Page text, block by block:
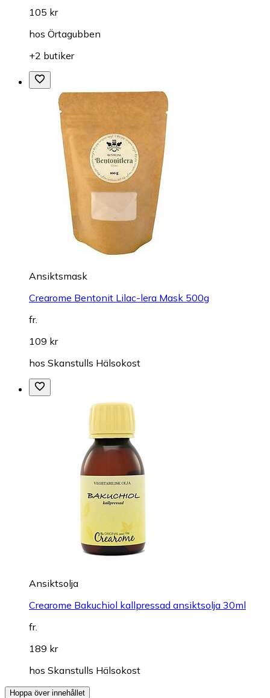
105 kr
hos Örtagubben
+2 butiker
Ansiktsmask
Crearome Bentonit Lilac-lera Mask 500g
fr.
109 kr
hos Skanstulls Hälsokost
Ansiktsolja
Crearome Bakuchiol kallpressad ansiktsolja 30ml
fr.
189 kr
hos Skanstulls Hälsokost
Hoppa över innehållet